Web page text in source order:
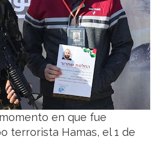
en que fue
terrorista Hamas, el 1 de